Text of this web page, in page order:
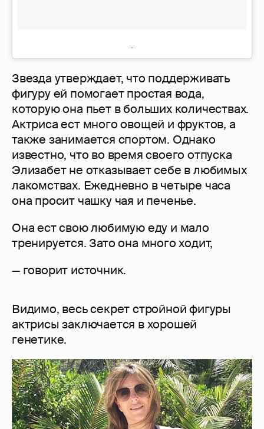
Звезда утверждает, что поддерживать
фигуру ей помогает простая вода,
которую она пьет в больших количествах.
Актриса ест много овощей и фруктов, а
также занимается спортом. Однако
известно, что во время своего отпуска
Элизабет не отказывает себе в любимых
лакомствах. Ежедневно в четыре часа
она просит чашку чая и печенье.
Она ест свою любимую еду и мало
тренируется. Зато она много ходит,
— говорит источник.
Видимо, весь секрет стройной фигуры
актрисы заключается в хорошей
генетике.